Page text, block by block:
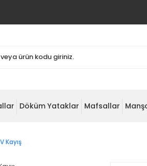
Döküm Yataklar Mafsallar
Kayış